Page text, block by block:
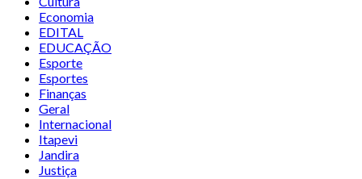
Economia
EDITAL
EDUCAÇÃO
Esporte
Esportes
Finanças
Geral
Internacional
Itapevi
Jandira
Justiça